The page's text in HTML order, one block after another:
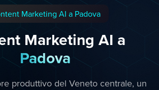
Marketing AI a Padova
Marketing AI a
Padova
produttivo del Veneto centrale, un